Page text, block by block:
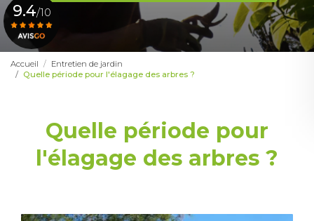
9.4/10
Accueil
Entretien de jardin
Quelle période pour l'élagage des arbres ?
Quelle période pour
l'élagage des arbres ?